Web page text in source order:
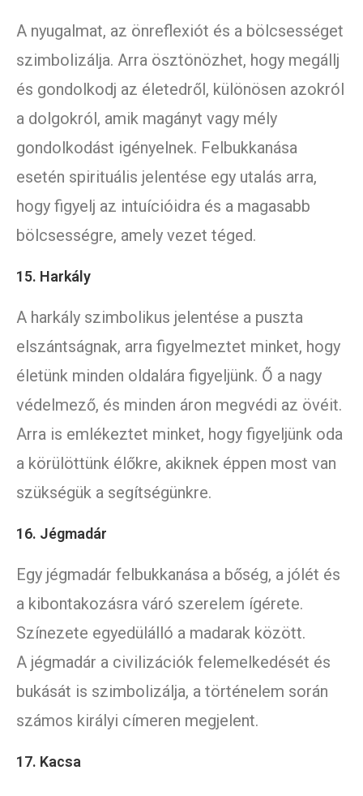
A nyugalmat, az önreflexiót és a bölcsességet
szimbolizálja. Arra ösztönözhet, hogy megállj
és gondolkodj az életedről, különösen azokról
a dolgokról, amik magányt vagy mély
gondolkodást igényelnek. Felbukkanása
esetén spirituális jelentése egy utalás arra,
hogy figyelj az intuícióidra és a magasabb
bölcsességre, amely vezet téged.
15. Harkály
A harkály szimbolikus jelentése a puszta
elszántságnak, arra figyelmeztet minket, hogy
életünk minden oldalára figyeljünk. Ő a nagy
védelmező, és minden áron megvédi az övéit.
Arra is emlékeztet minket, hogy figyeljünk oda
a körülöttünk élőkre, akiknek éppen most van
szükségük a segítségünkre.
16. Jégmadár
Egy jégmadár felbukkanása a bőség, a jólét és
a kibontakozásra váró szerelem ígérete.
Színezete egyedülálló a madarak között.
A jégmadár a civilizációk felemelkedését és
bukását is szimbolizálja, a történelem során
számos királyi címeren megjelent.
17. Kacsa